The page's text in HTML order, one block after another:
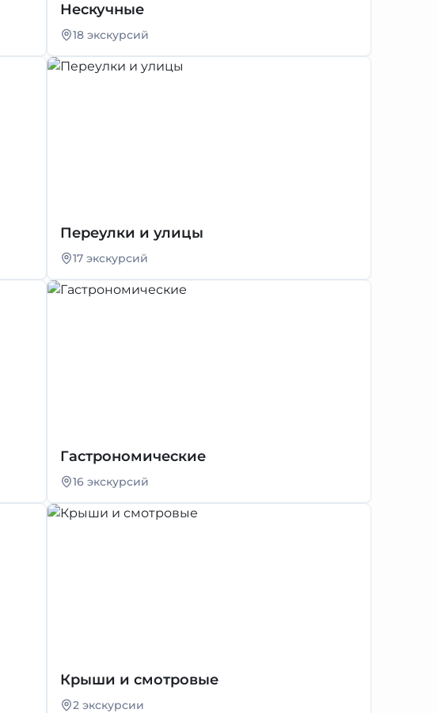
Нескучные
18 экскурсий
Переулки и улицы
17 экскурсий
Гастрономические
16 экскурсий
Крыши и смотровые
2 экскурсии